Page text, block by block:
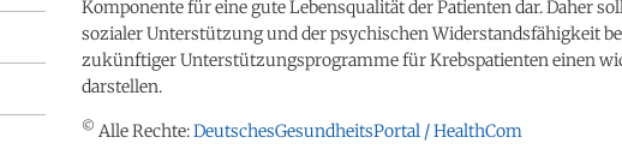
Komponente für eine gute Lebensqualität der Patienten dar. Daher
sozialer Unterstützung und der psychischen Widerstandsfähigkeit
zukünftiger Unterstützungsprogramme für Krebspatienten einen
darstellen.
© Alle Rechte:DeutschesGesundheitsPortal / HealthCom